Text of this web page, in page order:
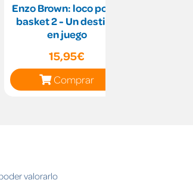
Enzo Brown: loco por el
basket 2 - Un destino
en juego
15,95€
Comprar
valorarlo